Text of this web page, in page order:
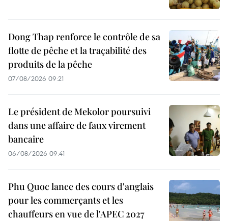
Dong Thap renforce le contrôle de sa
flotte de pêche et la traçabilité des
produits de la pêche
07/08/2026 09:21
Le président de Mekolor poursuivi
dans une affaire de faux virement
bancaire
06/08/2026 09:41
Phu Quoc lance des cours d'anglais
pour les commerçants et les
chauffeurs en vue de l'APEC 2027